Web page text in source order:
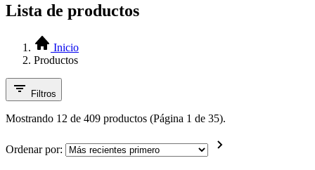
Lista de productos
Inicio
Productos
Filtros
Mostrando 12 de 409 productos (Página 1 de 35).
Ordenar por: